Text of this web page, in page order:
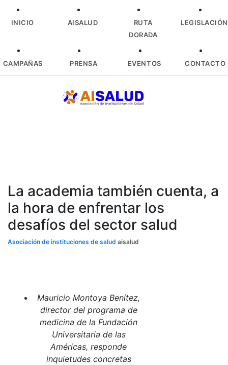
INICIO AISALUD
RUTA
DORADA
LEGISLACIÓN
CAMPAÑAS PRENSA EVENTOS CONTACTO
La academia también cuenta, a
la hora de enfrentar los
desafíos del sector salud
Asociación de instituciones de salud aisalud
Mauricio Montoya Benítez,
director del programa de
medicina de la Fundación
Universitaria de las
Américas, responde
inquietudes concretas